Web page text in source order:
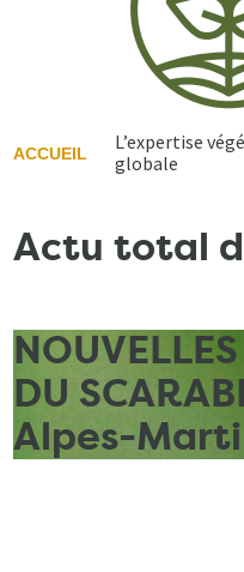
L’expertise
globale
ACCUEIL
Actu total
DU
Alpes-